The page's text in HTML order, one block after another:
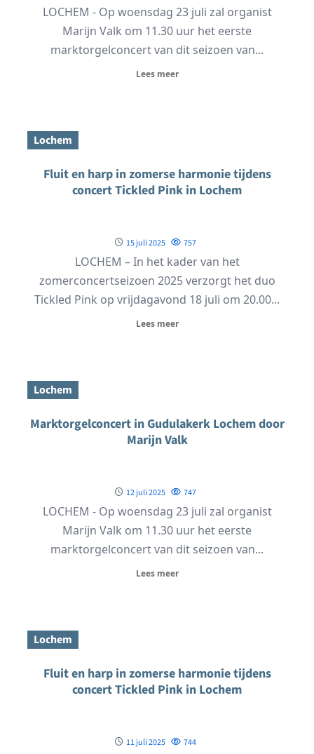
LOCHEM - Op woensdag 23 juli zal organist
Marijn Valk om 11.30 uur het eerste
marktorgelconcert van dit seizoen van...
Lees meer
Lochem
Fluit en harp in zomerse harmonie tijdens
concert Tickled Pink in Lochem
15 juli 2025 757
LOCHEM – In het kader van het
zomerconcertseizoen 2025 verzorgt het duo
Tickled Pink op vrijdagavond 18 juli om 20.00...
Lees meer
Lochem
Marktorgelconcert in Gudulakerk Lochem door
Marijn Valk
12 juli 2025 747
LOCHEM - Op woensdag 23 juli zal organist
Marijn Valk om 11.30 uur het eerste
marktorgelconcert van dit seizoen van...
Lees meer
Lochem
Fluit en harp in zomerse harmonie tijdens
concert Tickled Pink in Lochem
11 juli 2025 744